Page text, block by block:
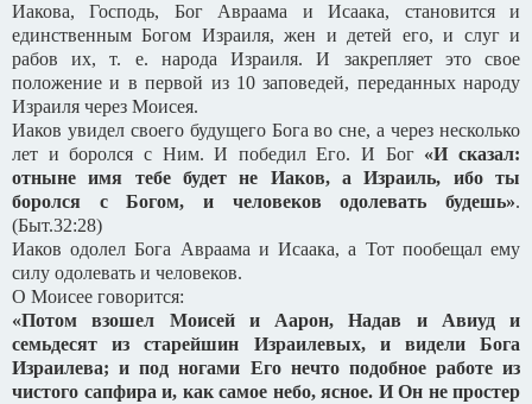
Иакова, Господь, Бог Авраама и Исаака, становится и
единственным Богом Израиля, жен и детей его, и слуг и
рабов их, т. е. народа Израиля. И закрепляет это свое
положение и в первой из 10 заповедей, переданных народу
Израиля через Моисея.
Иаков увидел своего будущего Бога во сне, а через несколько
лет и боролся с Ним. И победил Его. И Бог «И сказал:
отныне имя тебе будет не Иаков, а Израиль, ибо ты
боролся с Богом, и человеков одолевать будешь».
(Быт.32:28)
Иаков одолел Бога Авраама и Исаака, а Тот пообещал ему
силу одолевать и человеков.
О Моисее говорится:
«Потом взошел Моисей и Аарон, Надав и Авиуд и
семьдесят из старейшин Израилевых, и видели Бога
Израилева; и под ногами Его нечто подобное работе из
чистого сапфира и, как самое небо, ясное. И Он не простер